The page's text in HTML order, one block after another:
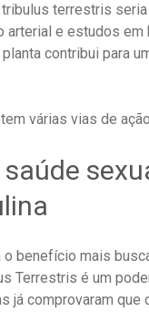
terrestris
arterial e estudos em
contribui para
várias vias de
saúde
benefício mais
Terrestris é um
já comprovaram que